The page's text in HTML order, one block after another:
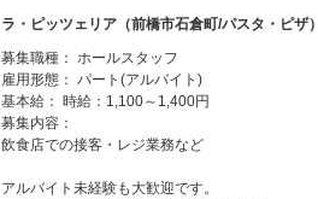
ラ・ピッツェリア（前橋市石倉町/パスタ・ピザ）
募集職種： ホールスタッフ
雇用形態： パート(アルバイト)
基本給： 時給：1,100～1,400円
募集内容：
飲食店での接客・レジ業務など
アルバイト未経験も大歓迎です。